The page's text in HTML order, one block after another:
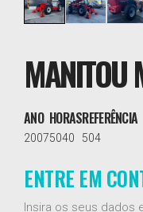
MANITOU
ANO
2007
HORAS
5040
REFERÊNCIA
504
ENTRE EM
Insira os seus dados